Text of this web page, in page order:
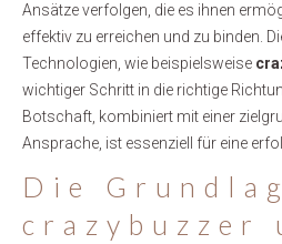
Ansätze verfolgen, die es ihnen
effektiv zu erreichen und zu binden.
Technologien, wie beispielsweise
wichtiger Schritt in die richtige
Botschaft, kombiniert mit einer
Ansprache, ist essenziell für eine
Die
crazybuzzer